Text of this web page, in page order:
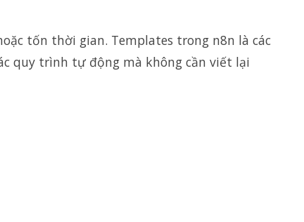
tốn thời gian. Templates trong n8n là các
quy trình tự động mà không cần viết lại